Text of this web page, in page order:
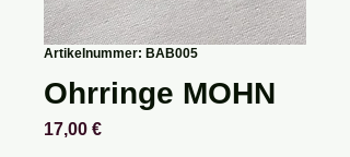
Artikelnummer: BAB005
Ohrringe MOHN
17,00 €Preis